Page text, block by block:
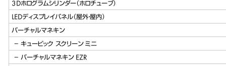
3Dホログラムシリンダー（ホロチューブ）
LEDディスプレイパネル（屋外・屋内）
バーチャルマネキン
キュービック スクリーン ミニ
バーチャルマネキン EZR